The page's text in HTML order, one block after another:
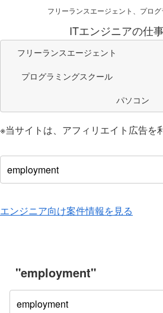
フリーランスエージェント、プロ
ITエンジニアの仕
フリーランスエージェント
プログラミングスクール
パソコン
※当サイトは、アフィリエイト広告を
エンジニア向け案件情報を見る
"employment"